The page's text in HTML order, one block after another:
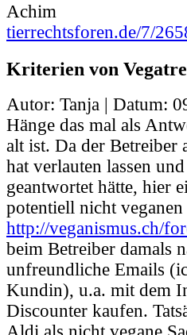
Achim
tierrechtsforen.de/7/
Kriterien von
Autor: Tanja | Datum:
Hänge das mal als
alt ist. Da der Betreiber
hat verlauten lassen
geantwortet hätte, hier
potentiell nicht
http://veganismus.ch/
beim Betreiber damals
unfreundliche Emails
Kundin), u.a. mit dem
Discounter kaufen.